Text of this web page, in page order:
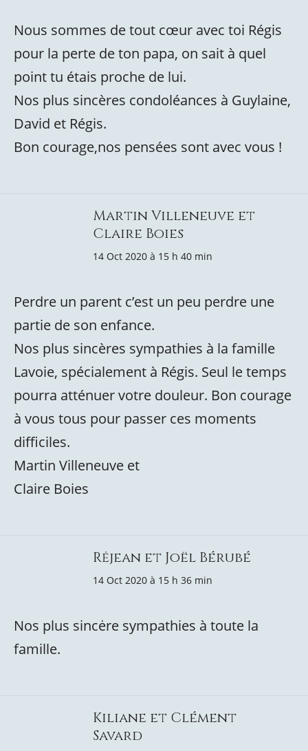
Nous sommes de tout cœur avec toi Régis
pour la perte de ton papa, on sait à quel
point tu étais proche de lui.
Nos plus sincères condoléances à Guylaine,
David et Régis.
Bon courage,nos pensées sont avec vous !
Martin Villeneuve et
Claire Boies
14 Oct 2020 à 15 h 40 min
Perdre un parent c’est un peu perdre une
partie de son enfance.
Nos plus sincères sympathies à la famille
Lavoie, spécialement à Régis. Seul le temps
pourra atténuer votre douleur. Bon courage
à vous tous pour passer ces moments
difficiles.
Martin Villeneuve et
Claire Boies
Rėjean et Joël Bérubé
14 Oct 2020 à 15 h 36 min
Nos plus sincėre sympathies à toute la
famille.
Kiliane et Clément
Savard